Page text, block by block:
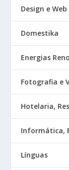
Design e
Domestika
Energias
Fotografia e
Hotelaria,
Informática,
Línguas